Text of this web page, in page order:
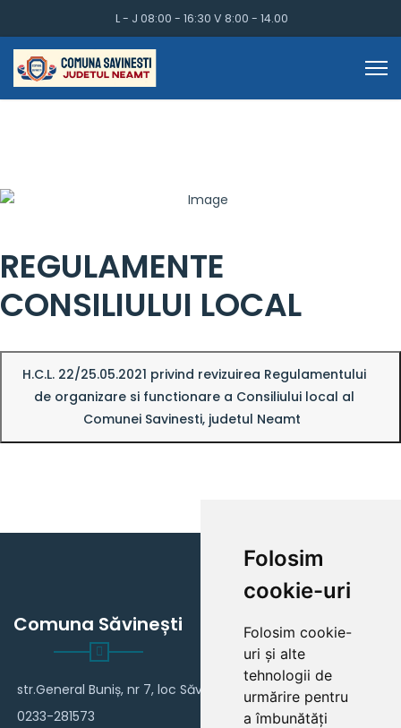
Folosim
cookie-uri
Folosim cookie-
uri și alte
tehnologii de
urmărire pentru
a îmbunătăți
L - J 08:00 - 16:30 V 8:00 - 14.00
REGULAMENTE
CONSILIULUI LOCAL
H.C.L. 22/25.05.2021 privind revizuirea Regulamentului
de organizare si functionare a Consiliului local al
Comunei Savinesti, judetul Neamt
Comuna Săvinești
str.General Buniș, nr 7, loc Săvinești
0233-281573